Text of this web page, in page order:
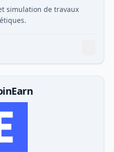
simulation de travaux